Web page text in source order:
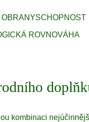
ROVNOVÁHA
kombinaci